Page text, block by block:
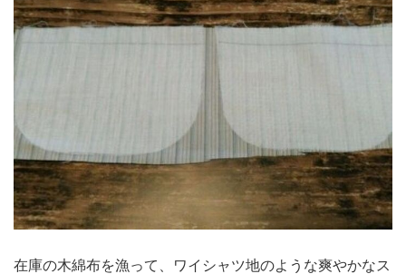
在庫の木綿布を漁って、ワイシャツ地のような爽やかなス